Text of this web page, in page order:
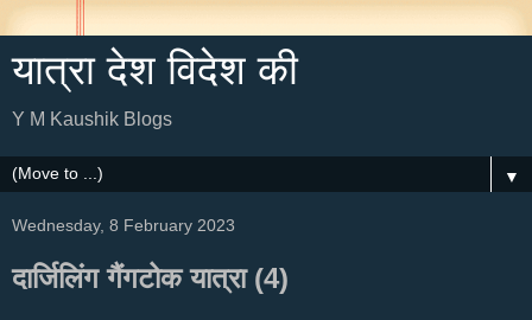
यात्रा देश विदेश की
Y M Kaushik Blogs
▼
Wednesday, 8 February 2023
दार्जिलिंग गैंगटोक यात्रा (4)